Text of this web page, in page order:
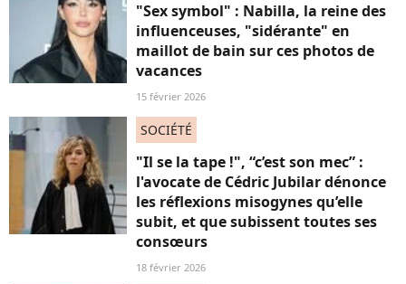
"Sex symbol" : Nabilla, la reine des
influenceuses, "sidérante" en
maillot de bain sur ces photos de
vacances
15 février 2026
SOCIÉTÉ
"Il se la tape !", “c’est son mec” :
l'avocate de Cédric Jubilar dénonce
les réflexions misogynes qu’elle
subit, et que subissent toutes ses
consœurs
18 février 2026